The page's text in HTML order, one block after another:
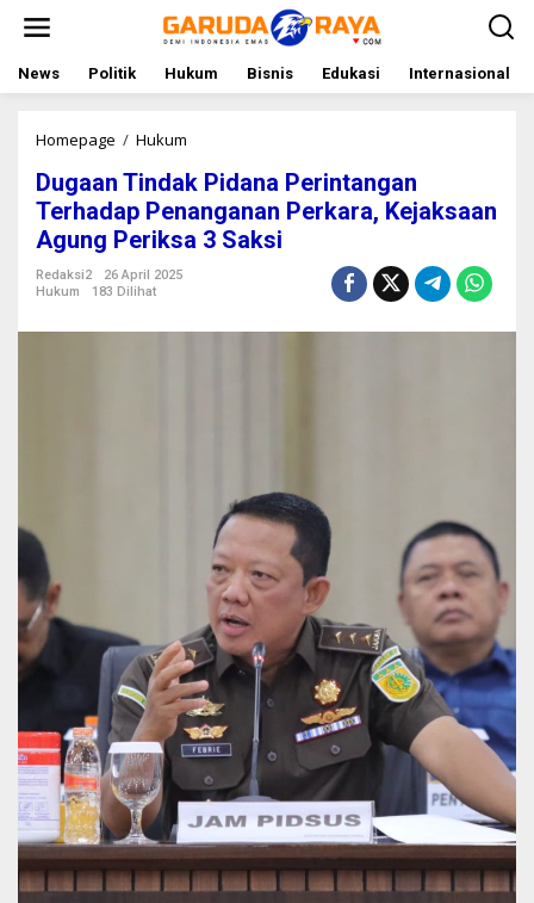
t
News Politik Hukum Bisnis Edukasi Internasional
Homepage / Hukum
g
a
a
n
d
t
a
n
g
a
n
T
r
h
a
d
a
Dugaan Tindak Pidana Perintangan
Terhadap Penanganan Perkara, Kejaksaan
Agung Periksa 3 Saksi
Redaksi2
26 April 2025
Hukum
183 Dilihat